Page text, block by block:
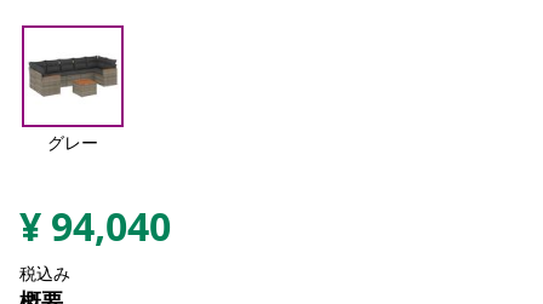
グレー
¥ 94,040
税込み